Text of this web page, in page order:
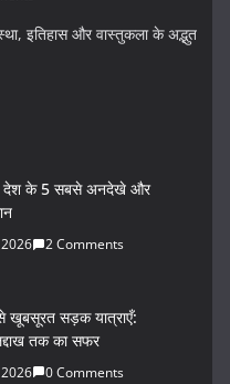
इतिहास और वास्तुकला के अद्भुत
देश के 5 सबसे अनदेखे और
2 Comments
खूबसूरत सड़क यात्राएँ:
तक का सफर
0 Comments